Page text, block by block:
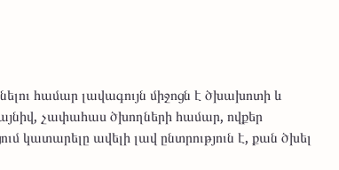
համար լավագույն միջոցն է ծխախոտի և
չափահաս ծխողների համար, ովքեր
կատարելը ավելի լավ ընտրություն է, քան ծխել